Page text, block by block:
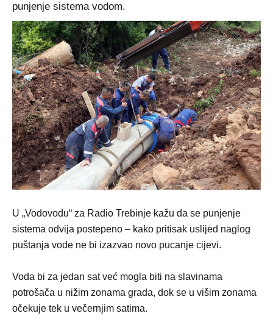
punjenje sistema vodom.
U „Vodovodu“ za Radio Trebinje kažu da se punjenje
sistema odvija postepeno – kako pritisak uslijed naglog
puštanja vode ne bi izazvao novo pucanje cijevi.
Voda bi za jedan sat već mogla biti na slavinama
potrošača u nižim zonama grada, dok se u višim zonama
očekuje tek u večernjim satima.